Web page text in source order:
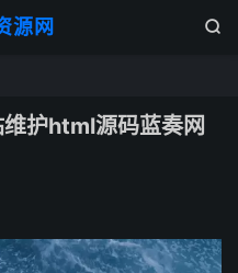
源网 
护html源码蓝奏网